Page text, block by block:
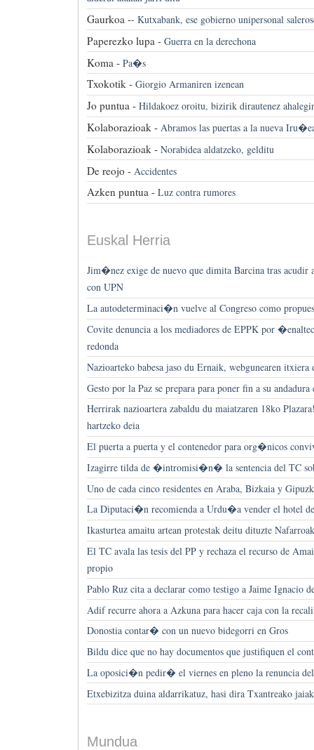
Gaurkoa -- Kutxabank, ese gobierno unipersonal
Paperezko lupa - Guerra en la derechona
Koma - Pa�s
Txokotik - Giorgio Armaniren izenean
Jo puntua - Hildakoez oroitu, bizirik dirautenez
Kolaborazioak - Abramos las puertas a la nueva
Kolaborazioak - Norabidea aldatzeko, gelditu
De reojo - Accidentes
Azken puntua - Luz contra rumores
Euskal Herria
Jim�nez exige de nuevo que dimita Barcina tras
con UPN
La autodeterminaci�n vuelve al Congreso como
Covite denuncia a los mediadores de EPPK por
redonda
Nazioarteko babesa jaso du Ernaik, webgunearen itxiera
Gesto por la Paz se prepara para poner fin a su
Herrirak nazioartera zabaldu du maiatzaren 18ko
hartzeko deia
El puerta a puerta y el contenedor para org�nicos
Izagirre tilda de �intromisi�n� la sentencia del TC
Uno de cada cinco residentes en Araba, Bizkaia y
La Diputaci�n recomienda a Urdu�a vender el hotel
Ikasturtea amaitu artean protestak deitu dituzte
El TC avala las tesis del PP y rechaza el recurso de
propio
Pablo Ruz cita a declarar como testigo a Jaime Ignacio
Adif recurre ahora a Azkuna para hacer caja con la
Donostia contar� con un nuevo bidegorri en Gros
Bildu dice que no hay documentos que justifiquen el
La oposici�n pedir� el viernes en pleno la renuncia del
Etxebizitza duina aldarrikatuz, hasi dira Txantreako jaiak
Mundua